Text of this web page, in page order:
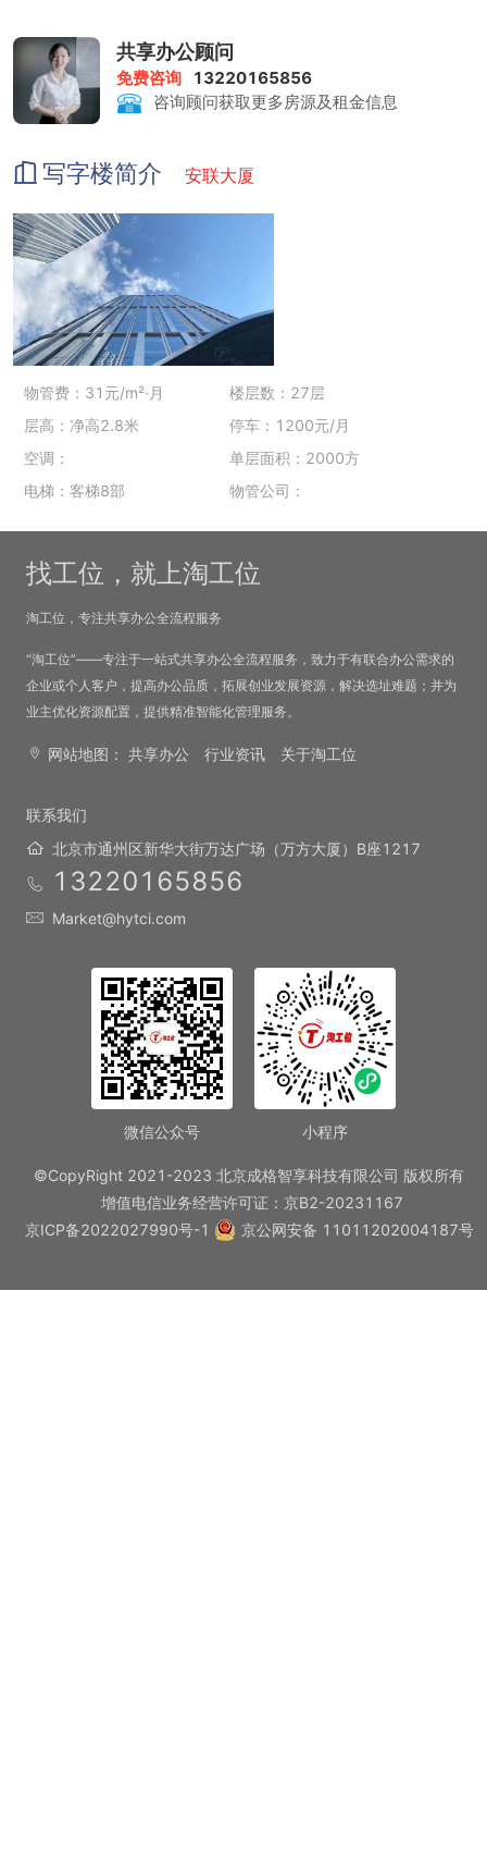
共享办公顾问
免费咨询
13220165856
咨询顾问获取更多房源及租金信息
写字楼简介 安联大厦
物管费：31元/m²·月
层高：净高2.8米
空调：
电梯：客梯8部
楼层数：27层
停车：1200元/月
单层面积：2000方
物管公司：
找工位，就上淘工位
淘工位，专注共享办公全流程服务
“淘工位”——专注于一站式共享办公全流程服务，致力于有联合办公需求的
企业或个人客户，提高办公品质，拓展创业发展资源，解决选址难题；并为
业主优化资源配置，提供精准智能化管理服务。
网站地图： 共享办公 行业资讯 关于淘工位
联系我们
北京市通州区新华大街万达广场（万方大厦）B座1217
13220165856
Market@hytci.com
微信公众号 小程序
©CopyRight 2021-2023 北京成格智享科技有限公司 版权所有
增值电信业务经营许可证：京B2-20231167
京ICP备2022027990号-1
京公网安备 11011202004187号